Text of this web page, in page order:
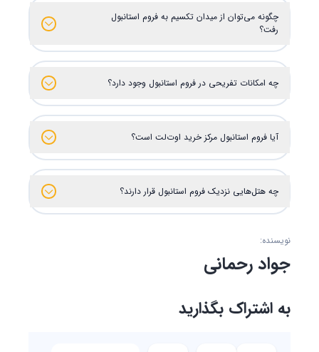
چگونه می‌توان از میدان تکسیم به فروم استانبول
رفت؟
چه امکانات تفریحی در فروم استانبول وجود دارد؟
آیا فروم استانبول مرکز خرید اوت‌لت است؟
چه هتل‌هایی نزدیک فروم استانبول قرار دارند؟
نویسنده:
جواد رحمانی
به اشتراک بگذارید